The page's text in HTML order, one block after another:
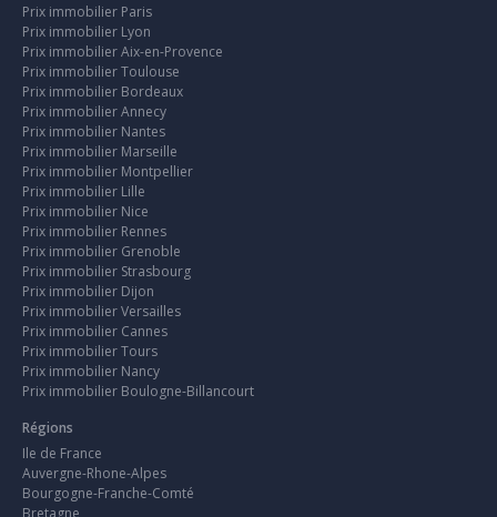
Prix immobilier Paris
Prix immobilier Lyon
Prix immobilier Aix-en-Provence
Prix immobilier Toulouse
Prix immobilier Bordeaux
Prix immobilier Annecy
Prix immobilier Nantes
Prix immobilier Marseille
Prix immobilier Montpellier
Prix immobilier Lille
Prix immobilier Nice
Prix immobilier Rennes
Prix immobilier Grenoble
Prix immobilier Strasbourg
Prix immobilier Dijon
Prix immobilier Versailles
Prix immobilier Cannes
Prix immobilier Tours
Prix immobilier Nancy
Prix immobilier Boulogne-Billancourt
Régions
Ile de France
Auvergne-Rhone-Alpes
Bourgogne-Franche-Comté
Bretagne